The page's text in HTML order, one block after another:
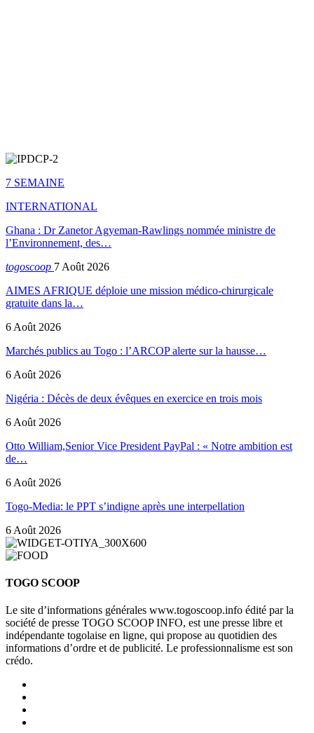
7 SEMAINE
INTERNATIONAL
Ghana : Dr Zanetor Agyeman-Rawlings nommée ministre de
l’Environnement, des…
togoscoop 7 Août 2026
AIMES AFRIQUE déploie une mission médico-chirurgicale
gratuite dans la…
6 Août 2026
Marchés publics au Togo : l’ARCOP alerte sur la hausse…
6 Août 2026
Nigéria : Décès de deux évêques en exercice en trois mois
6 Août 2026
Otto William,Senior Vice President PayPal : « Notre ambition est
de…
6 Août 2026
Togo-Media: le PPT s’indigne après une interpellation
6 Août 2026
TOGO SCOOP
Le site d’informations générales www.togoscoop.info édité par la
société de presse TOGO SCOOP INFO, est une presse libre et
indépendante togolaise en ligne, qui propose au quotidien des
informations d’ordre et de publicité. Le professionnalisme est son
crédo.